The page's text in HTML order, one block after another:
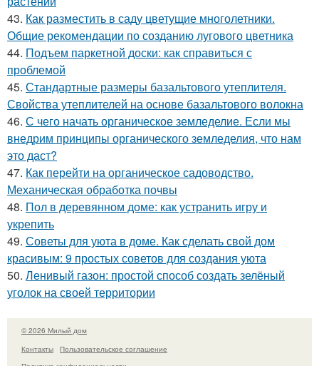
43. Как разместить в саду цветущие многолетники.
Общие рекомендации по созданию лугового цветника
44. Подъем паркетной доски: как справиться с
проблемой
45. Стандартные размеры базальтового утеплителя.
Свойства утеплителей на основе базальтового волокна
46. С чего начать органическое земледелие. Если мы
внедрим принципы органического земледелия, что нам
это даст?
47. Как перейти на органическое садоводство.
Механическая обработка почвы
48. Пол в деревянном доме: как устранить игру и
укрепить
49. Советы для уюта в доме. Как сделать свой дом
красивым: 9 простых советов для создания уюта
50. Ленивый газон: простой способ создать зелёный
уголок на своей территории
© 2026 Милый дом
Контакты
Пользовательское соглашение